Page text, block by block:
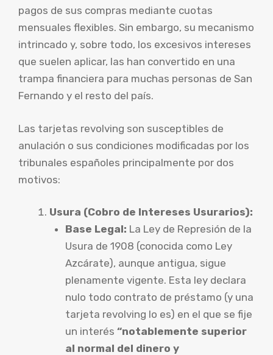
pagos de sus compras mediante cuotas
mensuales flexibles. Sin embargo, su mecanismo
intrincado y, sobre todo, los excesivos intereses
que suelen aplicar, las han convertido en una
trampa financiera para muchas personas de San
Fernando y el resto del país.
Las tarjetas revolving son susceptibles de
anulación o sus condiciones modificadas por los
tribunales españoles principalmente por dos
motivos:
Usura (Cobro de Intereses Usurarios):
Base Legal: La Ley de Represión de la
Usura de 1908 (conocida como Ley
Azcárate), aunque antigua, sigue
plenamente vigente. Esta ley declara
nulo todo contrato de préstamo (y una
tarjeta revolving lo es) en el que se fije
un interés “notablemente superior
al normal del dinero y